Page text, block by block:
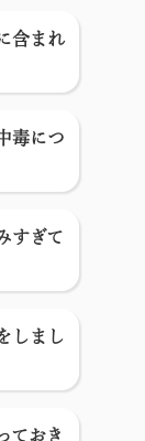
含まれ
毒につ
すぎて
しまし
ておき